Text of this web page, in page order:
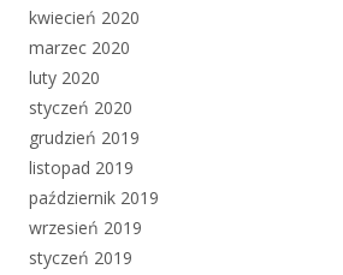
kwiecień 2020
marzec 2020
luty 2020
styczeń 2020
grudzień 2019
listopad 2019
październik 2019
wrzesień 2019
styczeń 2019